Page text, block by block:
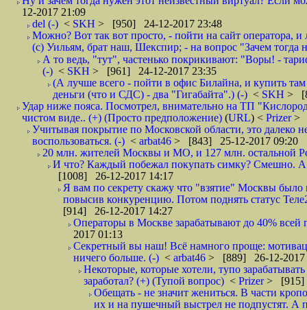
12-2017 21:09
del (-) < SKH > [950] 24-12-2017 23:48
Можно? Вот так вот просто, - пойти на сайт оператора,
(с) Уильям, брат наш, Шекспир; - на вопрос "Зачем тогда
А то ведь, "тут", частенько покрикивают: "Воры! -
(-) < SKH > [961] 24-12-2017 23:35
(А лучше всего - пойти в офис Билайна, и купить
деньги (что и СДС) - два "Гигабайта".) (-) < SKH >
Удар ниже пояса. Посмотрел, внимательно на ТП
чистом виде.. (+) (Просто предположение) (URL) < Prizer>
Учитывая покрытие по Московской области, это далеко
воспользоваться. (-) < arbat46 > [843] 25-12-2017 09:20
20 млн. жителей Москвы и МО, и 127 млн. остальной
И что? Каждый побежал покупать симку? Смешно. А
[1008] 26-12-2017 14:17
Я вам по секрету скажу что "взятие" Москвы
повысив конкуренцию. Потом поднять статус
[914] 26-12-2017 14:27
Операторы в Москве зарабатывают до 40% всей
2017 01:13
Секретный вы наш! Всё намного проще:
ничего больше. (-) < arbat46 > [889] 26-12-2017
Некоторые, которые хотели, тупо
заработал? (+) (Тупой вопрос) < Prizer> [915]
Обещать - не значит жениться. В части
их и на пушечный выстрел не подпустят. А